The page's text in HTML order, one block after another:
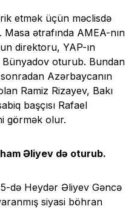
etmək üçün məclisdə
ətrafında AMEA-nın
direktoru, YAP-ın
Bünyadov oturub. Bundan
Azərbaycanın
Ramiz Rizayev, Bakı
başçısı Rafael
görmək olur.
Əliyev də oturub.
də Heydər Əliyev Gəncə
siyasi böhran